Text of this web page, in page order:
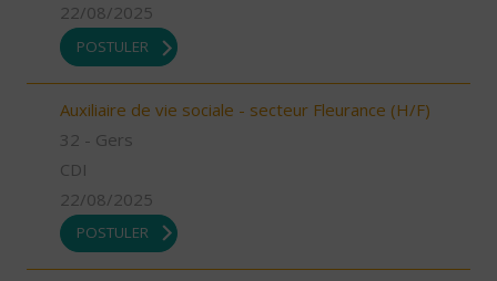
22/08/2025
POSTULER
Auxiliaire de vie sociale - secteur Fleurance (H/F)
32 - Gers
CDI
22/08/2025
POSTULER